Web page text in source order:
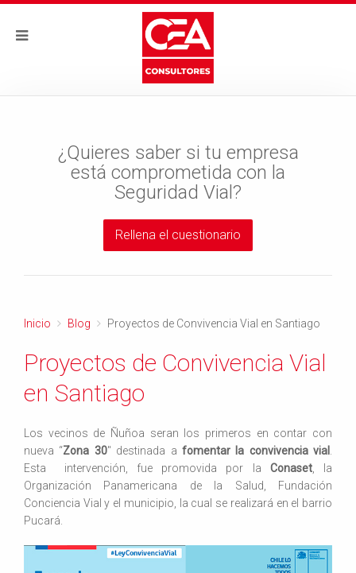
¿Quieres saber si tu empresa
está comprometida con la
Seguridad Vial?
Rellena el cuestionario
Inicio Blog Proyectos de Convivencia Vial en Santiago
Proyectos de Convivencia Vial
en Santiago
Los vecinos de Ñuñoa seran los primeros en contar con
nueva “Zona 30″ destinada a fomentar la convivencia vial
Esta
intervención, fue promovida por la Conaset, la
Organización Panamericana de la Salud, Fundación
Conciencia Vial y el municipio, la cual se realizará en el barrio
Pucará.